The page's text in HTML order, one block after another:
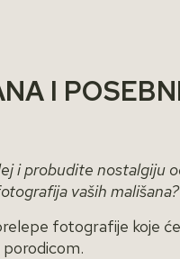
I
i probudite nostalgiju
vaših mališana?
fotografije koje
porodicom.